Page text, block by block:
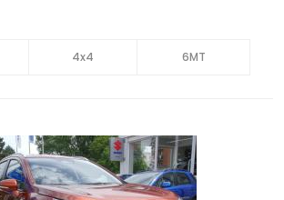
4x4 6MT